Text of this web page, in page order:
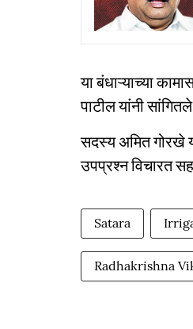
या बंधाऱ्याच्या
पाटील यांनी
सदस्य अमित गोरखे
उपप्रश्न विचारत
Satara
Radhakrishna